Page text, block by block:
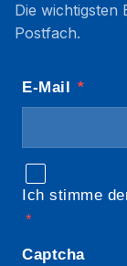
Die wichtigsten
Postfach.